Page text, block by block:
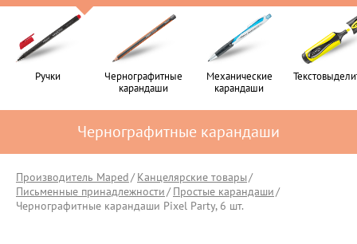
Ручки
Чернографитные
карандаши
Механические
карандаши
Ручки
Чернографитные
карандаши
Механические
карандаши
Чернографитные карандаши
Производитель Maped
Канцелярские товары
Письменные принадлежности
Простые карандаши
Чернографитные карандаши Pixel Party, 6 шт.